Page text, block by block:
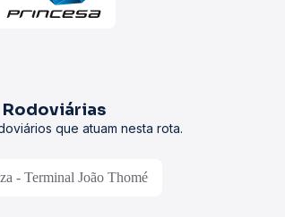
Rodoviárias
que atuam nesta rota.
- Terminal João Thomé